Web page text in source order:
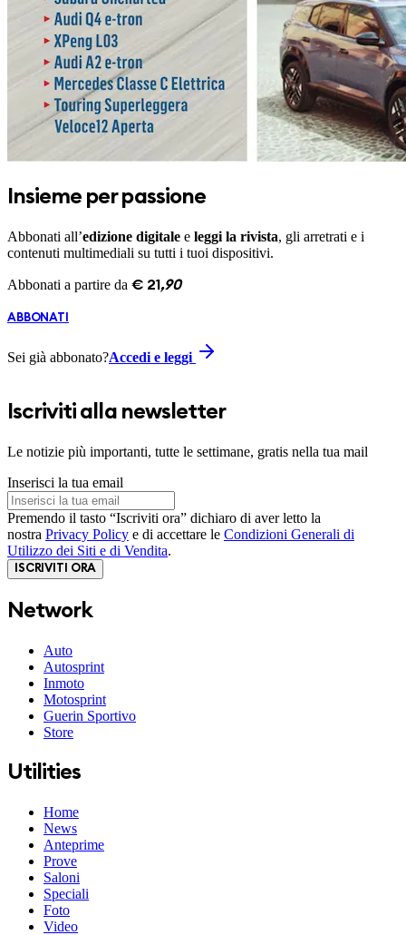
Insieme per passione
Abbonati all’edizione digitale e leggi la rivista, gli arretrati e i
contenuti multimediali su tutti i tuoi dispositivi.
Abbonati a partire da € 21 ,90
ABBONATI
Sei già abbonato?Accedi e leggi
Iscriviti alla newsletter
Le notizie più importanti, tutte le settimane, gratis nella tua mail
Inserisci la tua email
Premendo il tasto “Iscriviti ora” dichiaro di aver letto la
nostra Privacy Policy e di accettare le Condizioni Generali di
Utilizzo dei Siti e di Vendita.
ISCRIVITI ORA
Network
Auto
Autosprint
Inmoto
Motosprint
Guerin Sportivo
Store
Utilities
Home
News
Anteprime
Prove
Saloni
Speciali
Foto
Video